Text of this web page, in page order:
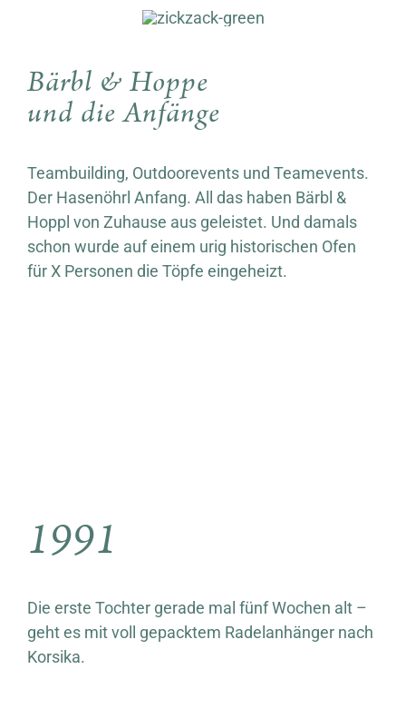
Bärbl & Hoppe
und die Anfänge
Teambuilding, Outdoorevents und Teamevents.
Der Hasenöhrl Anfang. All das haben Bärbl &
Hoppl von Zuhause aus geleistet. Und damals
schon wurde auf einem urig historischen Ofen
für X Personen die Töpfe eingeheizt.
1991
Die erste Tochter gerade mal fünf Wochen alt –
geht es mit voll gepacktem Radelanhänger nach
Korsika.